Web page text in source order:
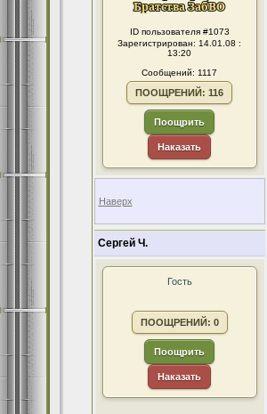
ID пользователя #1073
Зарегистрирован: 14.01.08 :
13:20
Сообщений: 1117
ПООЩРЕНИЙ: 116
Поощрить
Наказать
Наверх
Сергей Ч.
Гость
ПООЩРЕНИЙ: 0
Поощрить
Наказать